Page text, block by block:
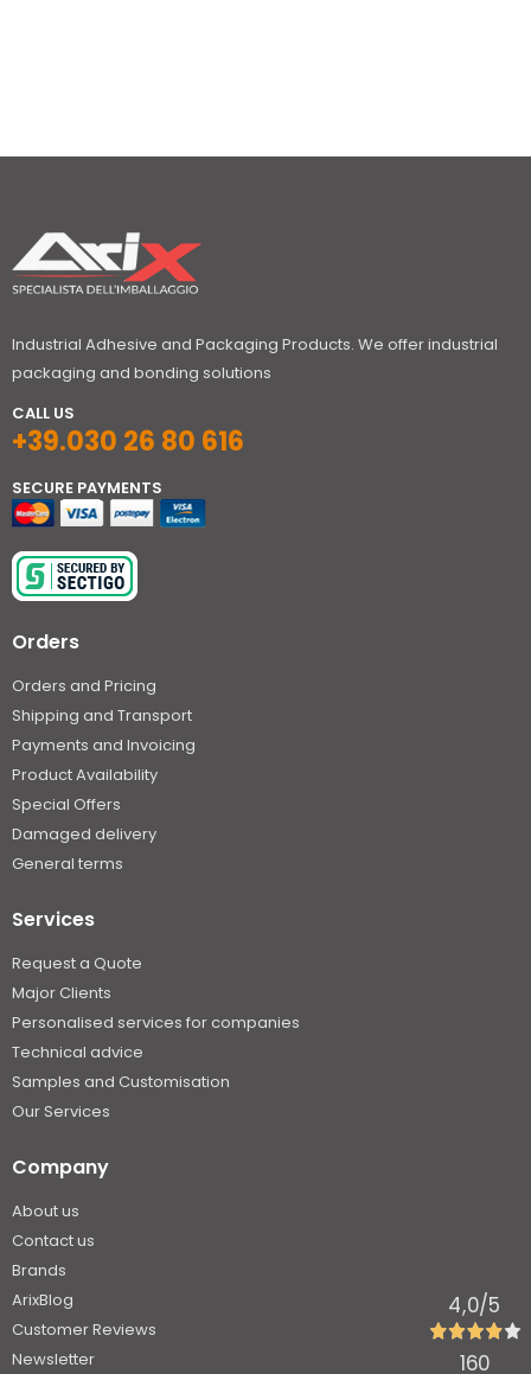
Industrial Adhesive and Packaging Products. We offer industrial
packaging and bonding solutions
CALL US
+39.030 26 80 616
SECURE PAYMENTS
Orders
Orders and Pricing
Shipping and Transport
Payments and Invoicing
Product Availability
Special Offers
Damaged delivery
General terms
Services
Request a Quote
Major Clients
Personalised services for companies
Technical advice
Samples and Customisation
Our Services
Company
About us
Contact us
Brands
ArixBlog
Customer Reviews
Newsletter
4,0/5
160